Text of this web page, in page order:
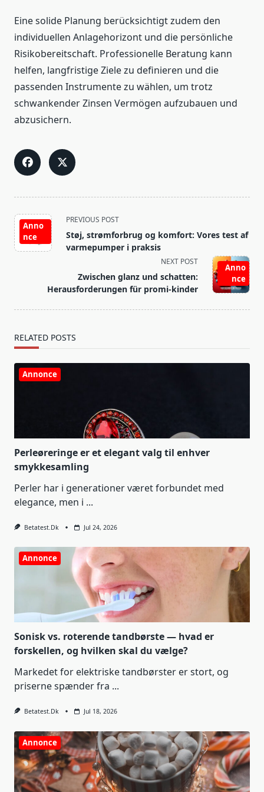
Eine solide Planung berücksichtigt zudem den
individuellen Anlagehorizont und die persönliche
Risikobereitschaft. Professionelle Beratung kann
helfen, langfristige Ziele zu definieren und die
passenden Instrumente zu wählen, um trotz
schwankender Zinsen Vermögen aufzubauen und
abzusichern.
<span
class="nav-
subtitle
text">Page</span>
Anno
nce
PREVIOUS POST
Støj, strømforbrug og komfort: Vores test af
varmepumper i praksis
Anno
nce
NEXT POST
Zwischen glanz und schatten:
Herausforderungen für promi-kinder
RELATED POSTS
Annonce
Perleøreringe er et elegant valg til enhver
smykkesamling
Perler har i generationer været forbundet med
elegance, men i ...
Betatest.dk Jul 24, 2026
Annonce
Sonisk vs. roterende tandbørste — hvad er
forskellen, og hvilken skal du vælge?
Markedet for elektriske tandbørster er stort, og
priserne spænder fra ...
Betatest.dk Jul 18, 2026
Annonce